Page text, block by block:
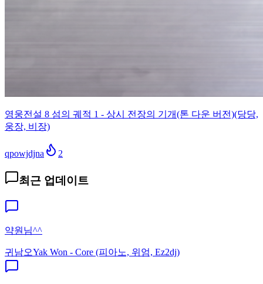
영웅전설 8 섬의 궤적 1 - 상시 전장의 기개(톤 다운 버전)(당당,
웅장, 비장)
qpowjdjna 2
최근 업데이트
약원님^^
귀남오Yak Won - Core (피아노, 위엄, Ez2dj)